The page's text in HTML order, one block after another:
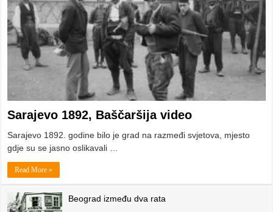
Sarajevo 1892, Baščaršija video
Sarajevo 1892. godine bilo je grad na razmeđi svjetova, mjesto
gdje su se jasno oslikavali …
Read More »
Beograd između dva rata